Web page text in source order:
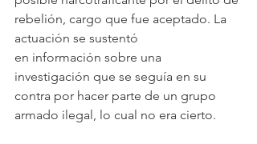
rebelión, cargo que fue aceptado. La
actuación se sustentó
en información sobre una
investigación que se seguía en su
contra por hacer parte de un grupo
armado ilegal, lo cual no era cierto.